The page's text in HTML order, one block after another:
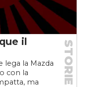
il
lega la Mazda
con la
ma
STORIE